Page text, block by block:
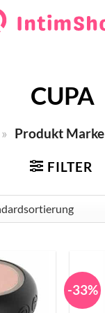
CUPA
» Produkt Marke
FILTER
-33%